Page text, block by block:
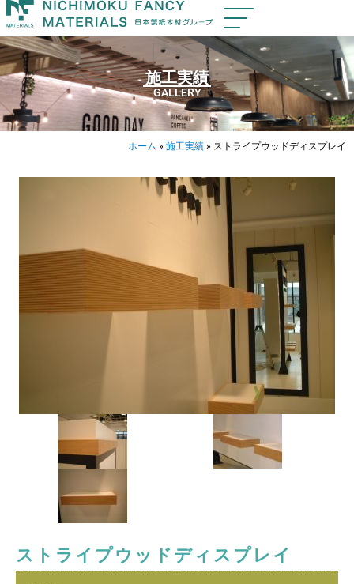
施工実績
GALLERY
ホーム » 施工実績» ストライプウッドディスプレイ
ストライプウッドディスプレイ